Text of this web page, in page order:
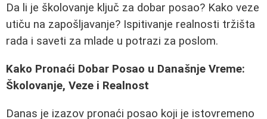
Da li je školovanje ključ za dobar posao? Kako veze
utiču na zapošljavanje? Ispitivanje realnosti tržišta
rada i saveti za mlade u potrazi za poslom.
Kako Pronaći Dobar Posao u Današnje Vreme:
Školovanje, Veze i Realnost
Danas je izazov pronaći posao koji je istovremeno